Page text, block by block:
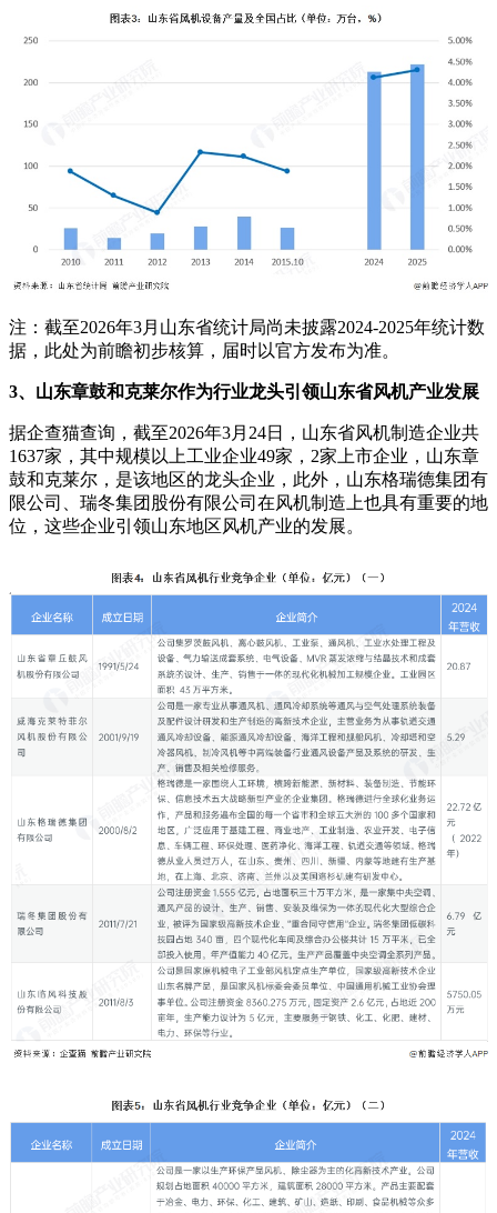
注：截至2026年3月山东省统计局尚未披露2024-2025年统计数
据，此处为前瞻初步核算，届时以官方发布为准。
3、山东章鼓和克莱尔作为行业龙头引领山东省风机产业发展
据企查猫查询，截至2026年3月24日，山东省风机制造企业共
1637家，其中规模以上工业企业49家，2家上市企业，山东章
鼓和克莱尔，是该地区的龙头企业，此外，山东格瑞德集团有
限公司、瑞冬集团股份有限公司在风机制造上也具有重要的地
位，这些企业引领山东地区风机产业的发展。